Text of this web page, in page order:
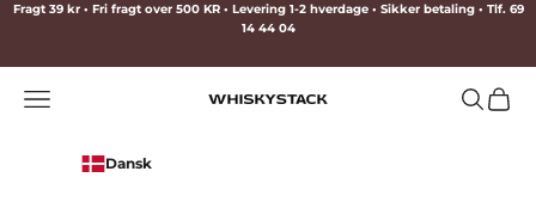
Spring til indhold
Fragt 39 kr • Fri fragt over 500 KR • Levering 1-2 hverdage • Sikker betaling • Tlf. 69
14 44 04
WHISKYSTACK
Menu Søg
Dansk